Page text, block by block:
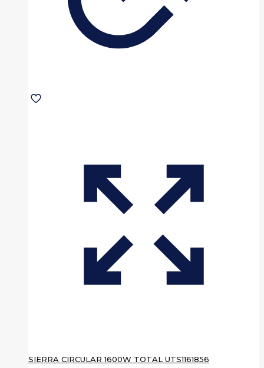
SIERRA CIRCULAR 1600W TOTAL UTS1161856